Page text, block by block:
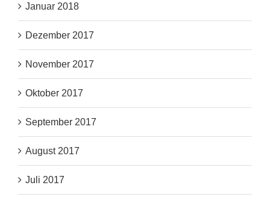
Januar 2018
Dezember 2017
November 2017
Oktober 2017
September 2017
August 2017
Juli 2017